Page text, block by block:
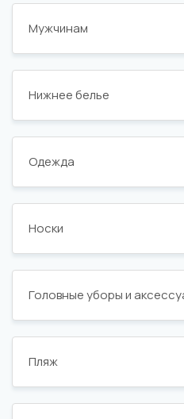
Мужчинам
Нижнее белье
Одежда
Носки
Головные уборы и
Пляж